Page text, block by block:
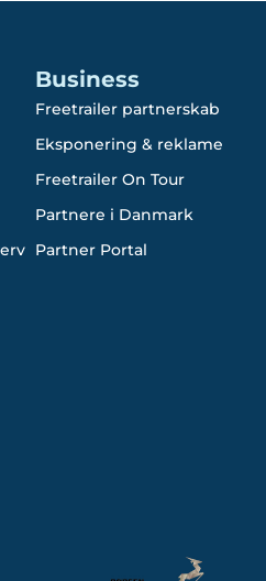
Business
Freetrailer partnerskab
Eksponering & reklame
Freetrailer On Tour
Partnere i Danmark
Partner Portal